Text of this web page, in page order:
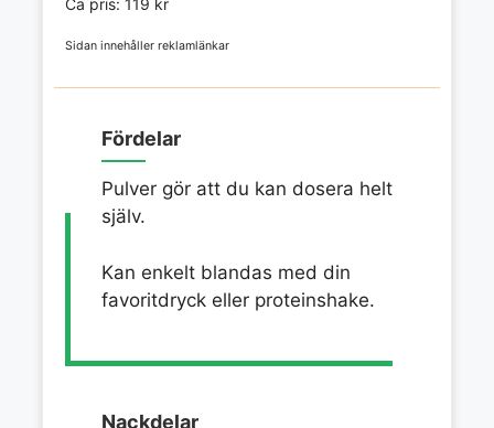
Ca pris: 119 kr
Sidan innehåller reklamlänkar
Fördelar
Pulver gör att du kan dosera helt
själv.
Kan enkelt blandas med din
favoritdryck eller proteinshake.
Nackdelar